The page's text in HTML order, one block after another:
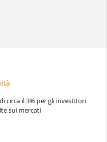
circa il 3% per gli investitori
sui mercati